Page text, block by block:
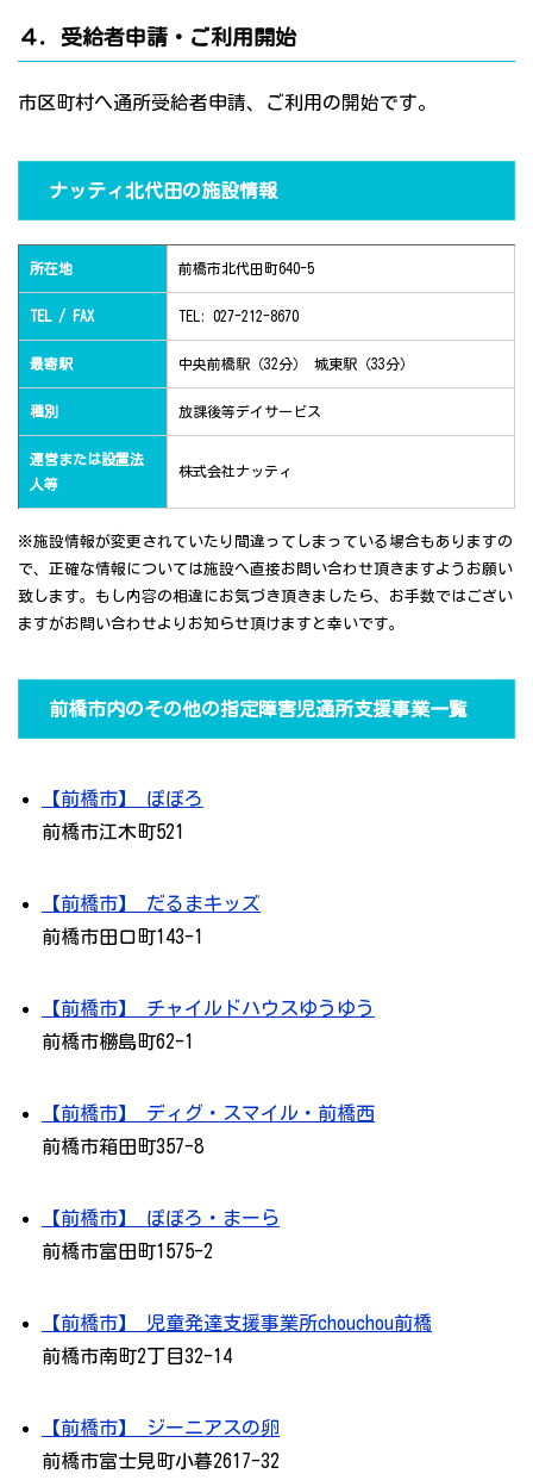
４．受給者申請・ご利用開始
市区町村へ通所受給者申請、ご利用の開始です。
ナッティ北代田の施設情報
所在地 前橋市北代田町640-5
TEL / FAX TEL: 027-212-8670
最寄駅 中央前橋駅（32分） 城東駅（33分）
種別 放課後等デイサービス
運営または設置法
人等
株式会社ナッティ
※施設情報が変更されていたり間違ってしまっている場合もありますの
で、正確な情報については施設へ直接お問い合わせ頂きますようお願い
致します。もし内容の相違にお気づき頂きましたら、お手数ではござい
ますがお問い合わせよりお知らせ頂けますと幸いです。
前橋市内のその他の指定障害児通所支援事業一覧
【前橋市】 ぽぽろ
前橋市江木町521
【前橋市】 だるまキッズ
前橋市田口町143-1
【前橋市】 チャイルドハウスゆうゆう
前橋市橳島町62-1
【前橋市】 ディグ・スマイル・前橋西
前橋市箱田町357-8
【前橋市】 ぽぽろ・まーら
前橋市富田町1575-2
【前橋市】 児童発達支援事業所chouchou前橋
前橋市南町2丁目32-14
【前橋市】 ジーニアスの卵
前橋市富士見町小暮2617-32